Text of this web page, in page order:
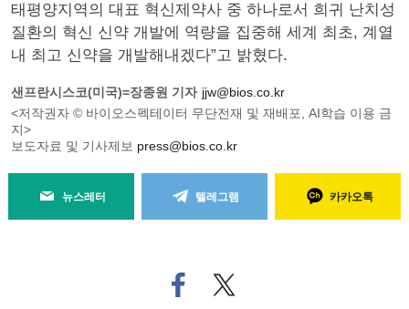
태평양지역의 대표 혁신제약사 중 하나로서 희귀 난치성
질환의 혁신 신약 개발에 역량을 집중해 세계 최초, 계열
내 최고 신약을 개발해내겠다”고 밝혔다.
샌프란시스코(미국)=장종원 기자 jjw@bios.co.kr
<저작권자 © 바이오스펙테이터 무단전재 및 재배포, AI학습 이용 금
지>
보도자료 및 기사제보 press@bios.co.kr
뉴스레터 텔레그램 카카오톡
페
이
트위
터로